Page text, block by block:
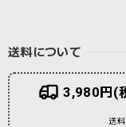
送料について
3,980円(
送料